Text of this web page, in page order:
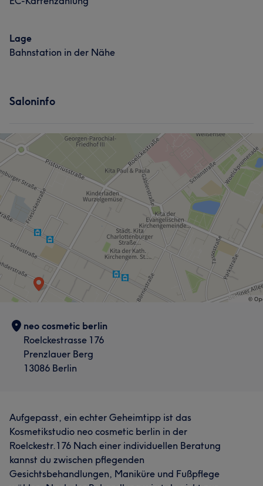
Professionell
Lage
Bahnstation in der Nähe
Saloninfo
neo cosmetic berlin
Roelckestrasse 176
Prenzlauer Berg
13086 Berlin
Aufgepasst, ein echter Geheimtipp ist das
Kosmetikstudio neo cosmetic berlin in der
Roelckestr.176 Nach einer individuellen Beratung
kannst du zwischen pflegenden
Gesichtsbehandlungen, Maniküre und Fußpflege